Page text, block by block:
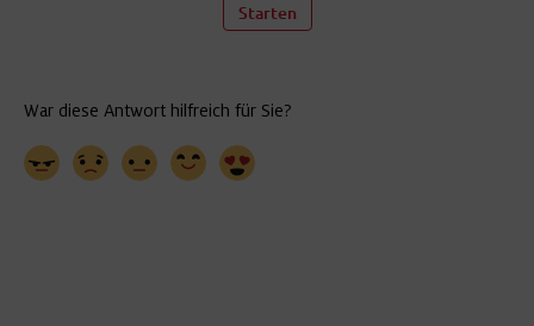
Starten